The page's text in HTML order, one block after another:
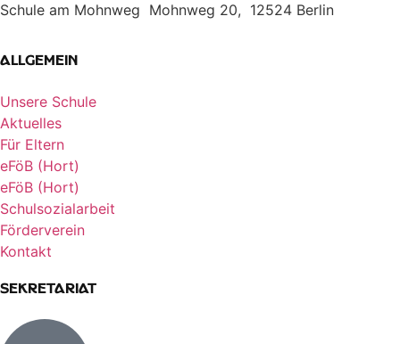
Schule am Mohnweg Mohnweg 20, 12524 Berlin
Allgemein
Unsere Schule
Aktuelles
Für Eltern
eFöB (Hort)
eFöB (Hort)
Schulsozialarbeit
Förderverein
Kontakt
Sekretariat